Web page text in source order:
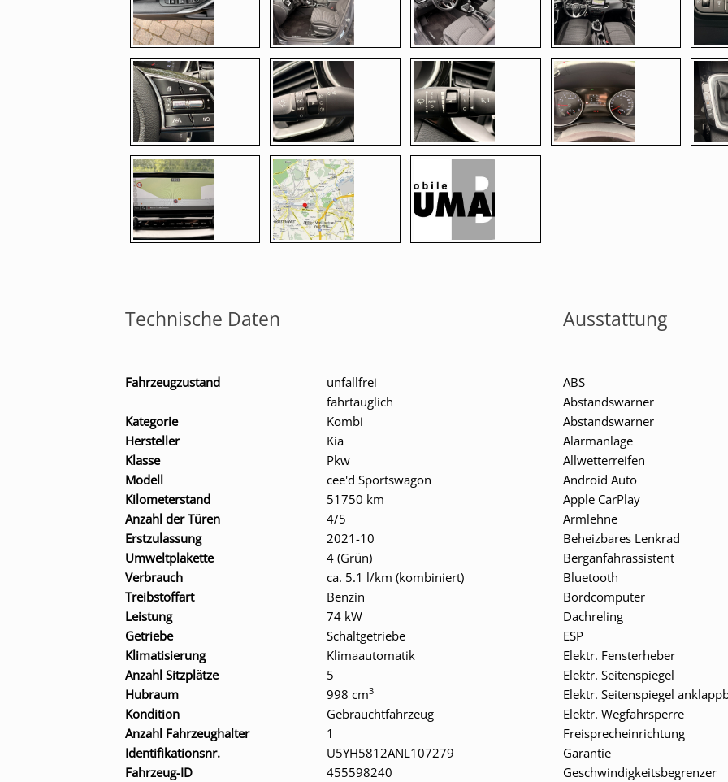
Technische Daten
Fahrzeugzustand
unfallfrei
fahrtauglich
Kategorie
Kombi
Hersteller
Kia
Klasse
Pkw
Modell
cee'd Sportswagon
Kilometerstand
51750 km
Anzahl der Türen
4/5
Erstzulassung
2021-10
Umweltplakette
4 (Grün)
Verbrauch
ca. 5.1 l/km (kombiniert)
Treibstoffart
Benzin
Leistung
74 kW
Getriebe
Schaltgetriebe
Klimatisierung
Klimaautomatik
Anzahl Sitzplätze
5
Hubraum
998 cm3
Kondition
Gebrauchtfahrzeug
Anzahl Fahrzeughalter
1
Identifikationsnr.
U5YH5812ANL107279
Fahrzeug-ID
455598240
Ausstattung
ABS
Abstandswarner
Abstandswarner
Alarmanlage
Allwetterreifen
Android Auto
Apple CarPlay
Armlehne
Beheizbares Lenkrad
Berganfahrassistent
Bluetooth
Bordcomputer
Dachreling
ESP
Elektr. Fensterheber
Elektr. Seitenspiegel
Elektr. Seitenspiegel
Elektr. Wegfahrsperre
Freisprecheinrichtung
Garantie
Geschwindigkeitsbegrenzer